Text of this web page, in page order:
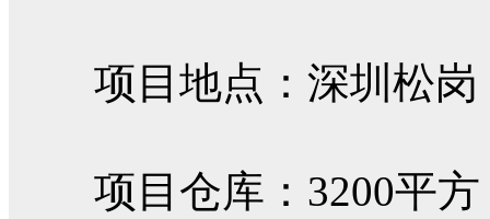
项目地点：深圳松岗
项目仓库：3200平方